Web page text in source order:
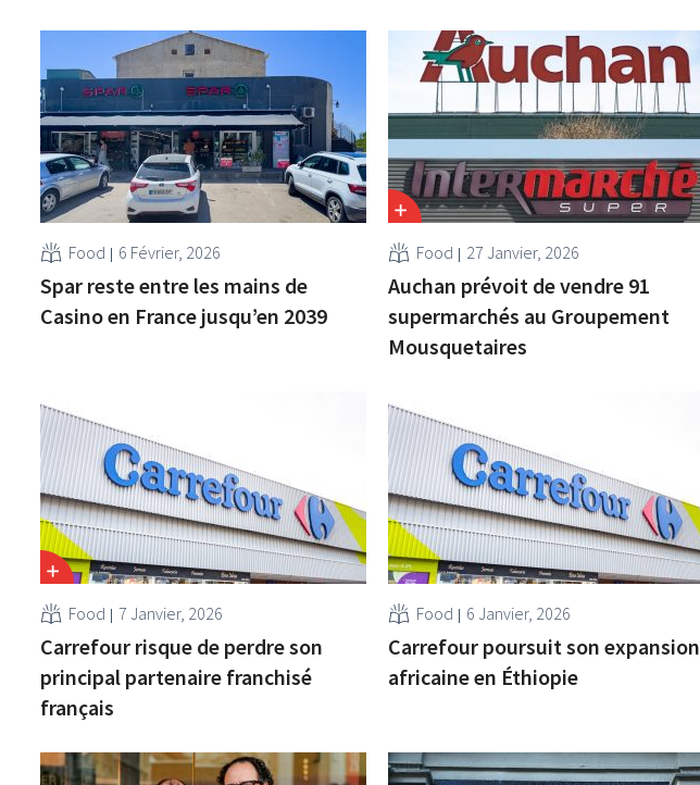
Food 6 Février, 2026
Spar reste entre les mains de
Casino en France jusqu’en 2039
Food 27 Janvier, 2026
Auchan prévoit de vendre 91
supermarchés au Groupement
Mousquetaires
Food 7 Janvier, 2026
Carrefour risque de perdre son
principal partenaire franchisé
français
Food 6 Janvier, 2026
Carrefour poursuit son expansion
africaine en Éthiopie